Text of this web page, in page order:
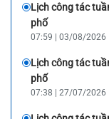
Lịch công tác
phố
07:59 | 03/08/2026
Lịch công tác
phố
07:38 | 27/07/2026